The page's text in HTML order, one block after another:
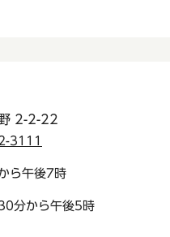
2-2-22
3111
ら午後7時
分から午後5時